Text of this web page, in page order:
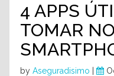
4 APPS
TOMAR
by Aseguradisimo